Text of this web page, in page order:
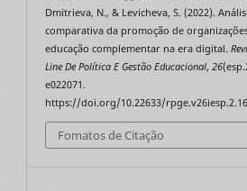
Dmitrieva, N., & Levicheva, S. (2022).
comparativa da promoção de
educação complementar na era digital.
Line De Política E Gestão Educacional,26
e022071.
https://doi.org/10.22633/
Fomatos de Citação